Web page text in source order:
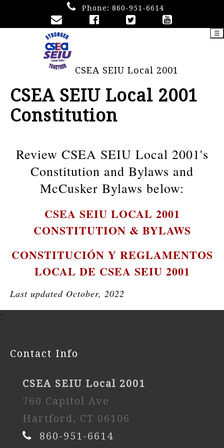
Phone: 860-951-6614
CSEA SEIU Local 2001
☰
CSEA SEIU Local 2001
Constitution
Review CSEA SEIU Local 2001's
Constitution and Bylaws and
McCusker Bylaws below:
CSEA SEIU LOCAL 2001
CONSTITUTION & BYLAWS
CONSTITUCIÓN Y REGLAMENTOS
LOCAL DE CSEA SEIU 2001
Last updated October, 2022
-
Contact Info
CSEA SEIU Local 2001
760 Capitol Ave
Hartford, CT 06106
860-951-6614